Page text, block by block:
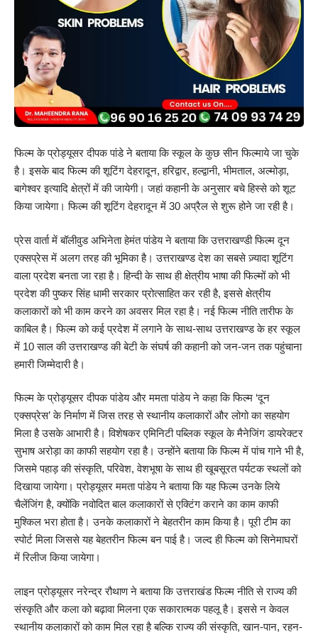
फिल्म के प्रोड्यूसर दीपक पांडे ने बताया कि स्कूल के कुछ सीन फिल्माये जा चुके
है। इसके बाद फिल्म की शूटिंग देहरादून, हरिद्वार, हल्द्वानी, भीमताल, अल्मोड़ा,
बागेश्वर इत्यादि क्षेत्रों में की जायेगी। जहां कहानी के अनुसार बचे हिस्से को शूट
किया जायेगा। फिल्म की शूटिंग देहरादून में 30 अप्रैल से शुरू होने जा रही है।
प्रेस वार्ता में बॉलीवुड अभिनेता हेमंत पांडेय ने बताया कि उत्तराखण्डी फिल्म दून
एक्सप्रेस में अलग तरह की भूमिका है। उत्तराखण्ड देश का सबसे ज़्यादा शूटिंग
वाला प्रदेश बनता जा रहा है। हिन्दी के साथ ही क्षेत्रीय भाषा की फिल्मों को भी
प्रदेश की पुष्कर सिंह धामी सरकार प्रोत्साहित कर रही है, इससे क्षेत्रीय
कलाकारों को भी काम करने का अवसर मिल रहा है। नई फिल्म नीति तारीफ के
काबिल है। फिल्म को कई प्रदेश में लगाने के साथ-साथ उत्तराखण्ड के हर स्कूल
में 10 साल की उत्तराखण्ड की बेटी के संघर्ष की कहानी को जन-जन तक पहुंचाना
हमारी जिम्मेदारी है।
फिल्म के प्रोड्यूसर दीपक पांडेय और ममता पांडेय ने कहा कि फिल्म ‘दून
एक्सप्रेस’ के निर्माण में जिस तरह से स्थानीय कलाकारों और लोगो का सहयोग
मिला है उसके आभारी है। विशेषकर एमिनिटी पब्लिक स्कूल के मैनेजिंग डायरेक्टर
सुभाष अरोड़ा का काफी सहयोग रहा है। उन्होंने बताया कि फिल्म में पांच गाने भी है,
जिसमे पहाड़ की संस्कृति, परिवेश, वेशभूषा के साथ ही खूबसूरत पर्यटक स्थलों को
दिखाया जायेगा। प्रोड्यूसर ममता पांडेय ने बताया कि यह फिल्म उनके लिये
चैलेंजिंग है, क्योंकि नवोदित बाल कलाकारों से एक्टिंग कराने का काम काफी
मुश्किल भरा होता है। उनके कलाकारों ने बेहतरीन काम किया है। पूरी टीम का
स्पोर्ट मिला जिससे यह बेहतरीन फिल्म बन पाई है। जल्द ही फिल्म को सिनेमाघरों
में रिलीज किया जायेगा।
लाइन प्रोड्यूसर नरेन्द्र रौथाण ने बताया कि उत्तराखंड फिल्म नीति से राज्य की
संस्कृति और कला को बढ़ावा मिलना एक सकारात्मक पहलू है। इससे न केवल
स्थानीय कलाकारों को काम मिल रहा है बल्कि राज्य की संस्कृति, खान-पान, रहन-